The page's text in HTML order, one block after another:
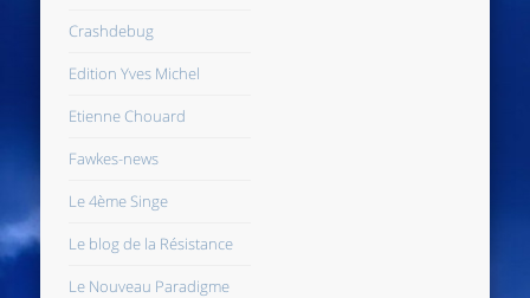
Crashdebug
Edition Yves Michel
Etienne Chouard
Fawkes-news
Le 4ème Singe
Le blog de la Résistance
Le Nouveau Paradigme